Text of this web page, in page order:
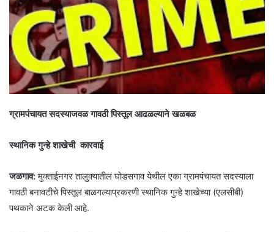
ग्रामपंचायत सदस्याजवळ गावठी पिस्तूल आढळल्याने खळबळ
स्थानिक गुन्हे शाखेची कारवाई
जळगाव:मुक्ताईनगर तालुक्यातील घोडसगाव येथील एका ग्रामपंचायत सदस्याला
गावठी बनावटीचे पिस्तूल बाळगल्याप्रकरणी स्थानिक गुन्हे शाखेच्या (एलसीबी)
पथकाने अटक केली आहे.